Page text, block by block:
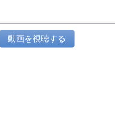
動画を視聴する